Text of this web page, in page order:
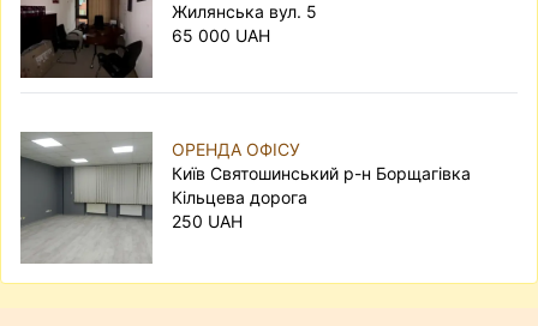
Жилянська вул. 5
65 000 UAH
ОРЕНДА ОФІСУ
Київ Святошинський р-н Борщагівка
Кільцева дорога
250 UAH